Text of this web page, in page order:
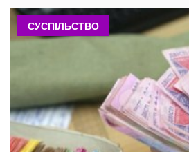
СУСПІЛЬСТВО